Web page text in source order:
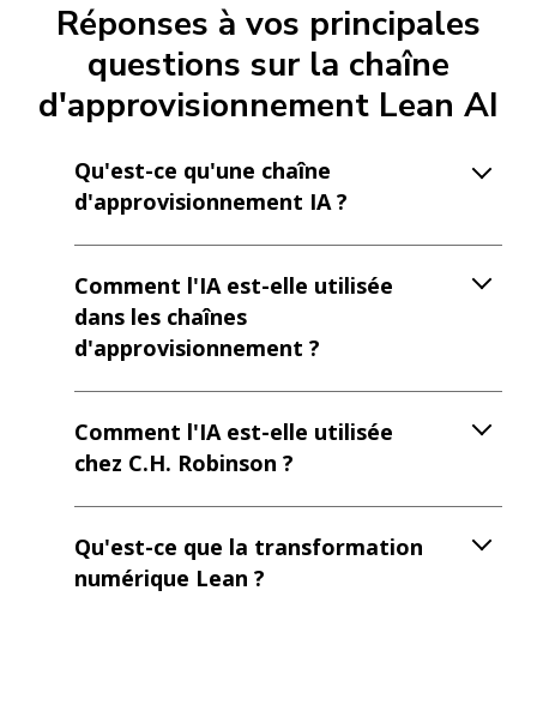
Réponses à vos principales
questions sur la chaîne
d'approvisionnement Lean AI
Qu'est-ce qu'une chaîne
d'approvisionnement IA ?
Comment l'IA est-elle utilisée
dans les chaînes
d'approvisionnement ?
Comment l'IA est-elle utilisée
chez C.H. Robinson ?
Qu'est-ce que la transformation
numérique Lean ?